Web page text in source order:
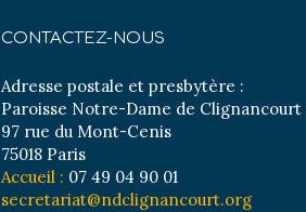
CONTACTEZ-NOUS
Adresse postale et presbytère :
Paroisse Notre-Dame de Clignancourt
97 rue du Mont-Cenis
75018 Paris
Accueil : 07 49 04 90 01
secretariat@ndclignancourt.org